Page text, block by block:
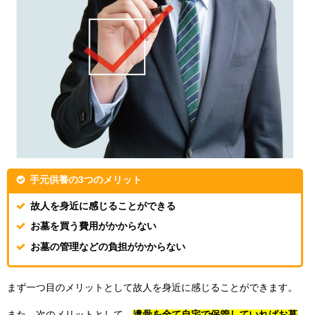
手元供養の3つのメリット
故人を身近に感じることができる
お墓を買う費用がかからない
お墓の管理などの負担がかからない
まず一つ目のメリットとして故人を身近に感じることができます。